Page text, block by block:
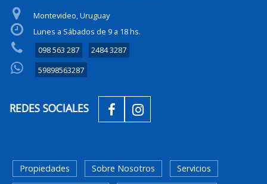
Montevideo, Uruguay
Lunes a Sábados de 9 a 18 hs.
098 563 287
2484 3287
59898563287
REDES SOCIALES
Propiedades Sobre Nosotros
Servicios